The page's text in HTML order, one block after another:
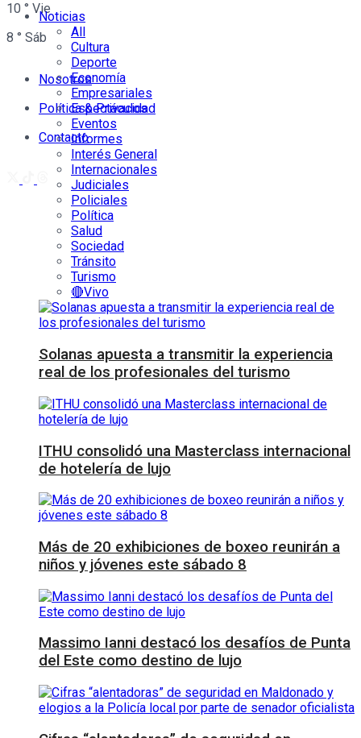
10 ° Vie
8 ° Sáb
Nosotros
Política & Privacidad
Contacto
Noticias
All
Cultura
Deporte
Economía
Empresariales
Espectáculos
Eventos
Informes
Interés General
Internacionales
Judiciales
Policiales
Política
Salud
Sociedad
Tránsito
Turismo
🔴Vivo
Solanas apuesta a transmitir la experiencia
real de los profesionales del turismo
ITHU consolidó una Masterclass internacional
de hotelería de lujo
Más de 20 exhibiciones de boxeo reunirán a
niños y jóvenes este sábado 8
Massimo Ianni destacó los desafíos de Punta
del Este como destino de lujo